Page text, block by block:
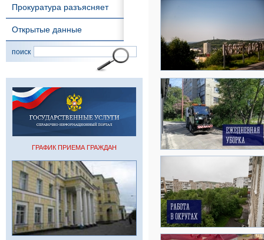
Прокуратура разъясняет
Открытые данные
поиск
ГРАФИК ПРИЕМА ГРАЖДАН